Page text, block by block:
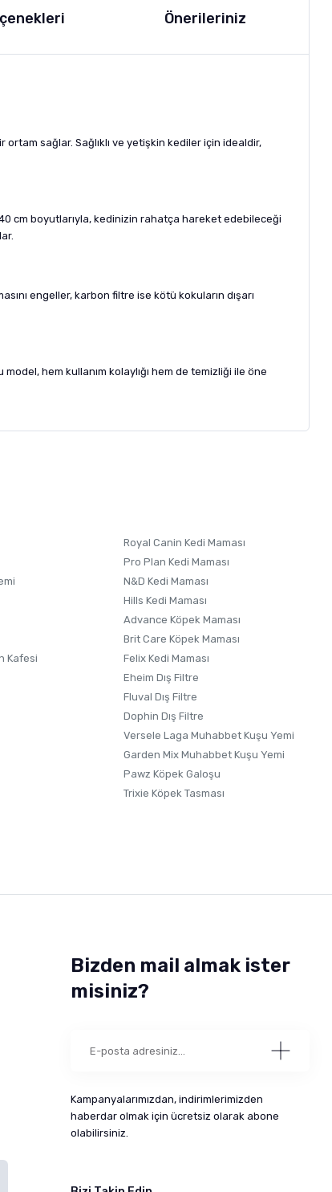
Önerileriniz
sağlar. Sağlıklı ve yetişkin kediler için idealdir,
cm boyutlarıyla, kedinizin rahatça hareket edebileceği
engeller, karbon filtre ise kötü kokuların dışarı
hem kullanım kolaylığı hem de temizliği ile öne
Kafesi
Royal Canin Kedi Maması
Pro Plan Kedi Maması
N&D Kedi Maması
Hills Kedi Maması
Advance Köpek Maması
Brit Care Köpek Maması
Felix Kedi Maması
Eheim Dış Filtre
Fluval Dış Filtre
Dophin Dış Filtre
Versele Laga Muhabbet Kuşu Yemi
Garden Mix Muhabbet Kuşu Yemi
Pawz Köpek Galoşu
Trixie Köpek Tasması
Bizden mail almak ister
misiniz?
Kampanyalarımızdan, indirimlerimizden
haberdar olmak için ücretsiz olarak abone
olabilirsiniz.